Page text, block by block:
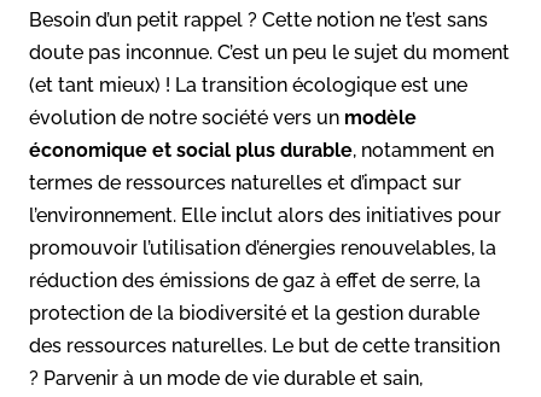
Besoin d’un petit rappel ? Cette notion ne t’est sans
doute pas inconnue. C’est un peu le sujet du moment
(et tant mieux) ! La transition écologique est une
évolution de notre société vers un modèle
économique et social plus durable, notamment en
termes de ressources naturelles et d’impact sur
l’environnement. Elle inclut alors des initiatives pour
promouvoir l’utilisation d’énergies renouvelables, la
réduction des émissions de gaz à effet de serre, la
protection de la biodiversité et la gestion durable
des ressources naturelles. Le but de cette transition
? Parvenir à un mode de vie durable et sain,